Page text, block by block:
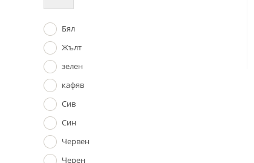
Бял
Жълт
зелен
кафяв
Сив
Син
Червен
Черен